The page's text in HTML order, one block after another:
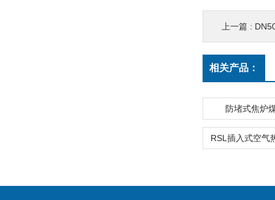
上一篇 :
相关产品：
防堵式焦炉